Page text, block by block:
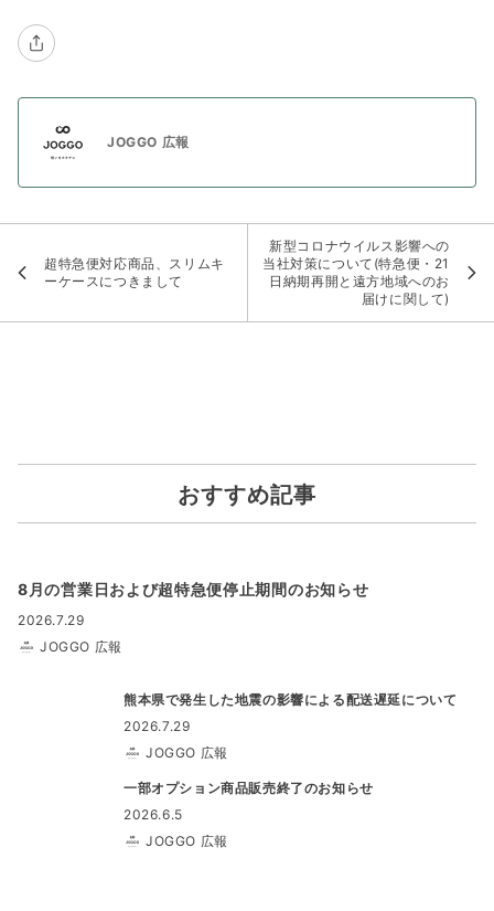
JOGGO 広報
超特急便対応商品、スリムキ
ーケースにつきまして
新型コロナウイルス影響への
当社対策について(特急便・21
日納期再開と遠方地域へのお
届けに関して)
おすすめ記事
8月の営業日および超特急便停止期間のお知らせ
2026.7.29
JOGGO 広報
熊本県で発生した地震の影響による配送遅延について
2026.7.29
JOGGO 広報
一部オプション商品販売終了のお知らせ
2026.6.5
JOGGO 広報